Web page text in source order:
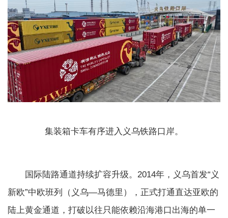
集装箱卡车有序进入义乌铁路口岸。
国际陆路通道持续扩容升级。2014年，义乌首发“义
新欧”中欧班列（义乌—马德里），正式打通直达亚欧的
陆上黄金通道，打破以往只能依赖沿海港口出海的单一